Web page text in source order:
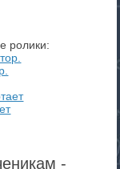
ролики:
-